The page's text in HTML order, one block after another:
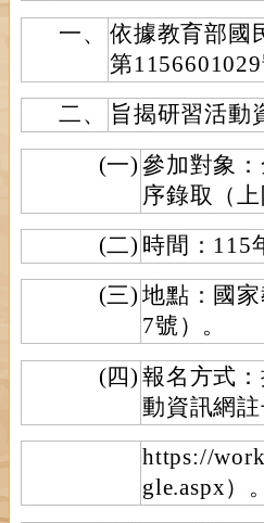
一、
依據教育部國
第1156601029
二、
旨揭研習活動
(一) 參加對象
序錄取（上
(二) 時間：115
(三) 地點：國
7號）。
(四) 報名方式
動資訊網
https://
gle.aspx）。